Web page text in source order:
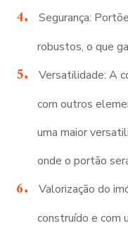
Segurança:
robustos, o que
Versatilidade: A
com outros
uma maior
onde o portão
Valorização do
construído e com